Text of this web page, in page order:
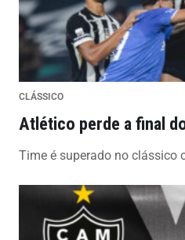
CLÁSSICO
Atlético perde a final
Time é superado no clássico